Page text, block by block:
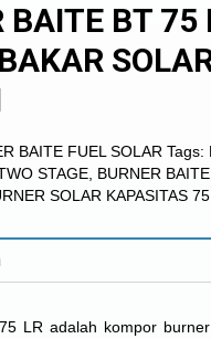
BAITE BT 75
BAITE FUEL SOLAR Tags:
STAGE BURNER
SOLAR KAPASITAS
LR adalah kompor